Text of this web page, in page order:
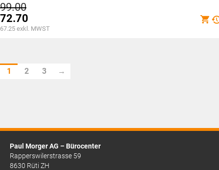
99.00Ursprünglicher
Preis
war:
CHF99.00
72.70
Aktueller
67.25 exkl. MWST
1 2 3 →
Paul Morger AG – Bürocenter
Rapperswilerstrasse 59
8630 Rüti ZH